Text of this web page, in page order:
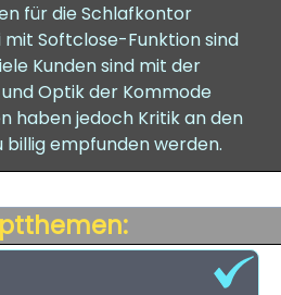
für die Schlafkontor
Softclose-Funktion sind
Kunden sind mit der
Optik der Kommode
haben jedoch Kritik an den
billig empfunden werden.